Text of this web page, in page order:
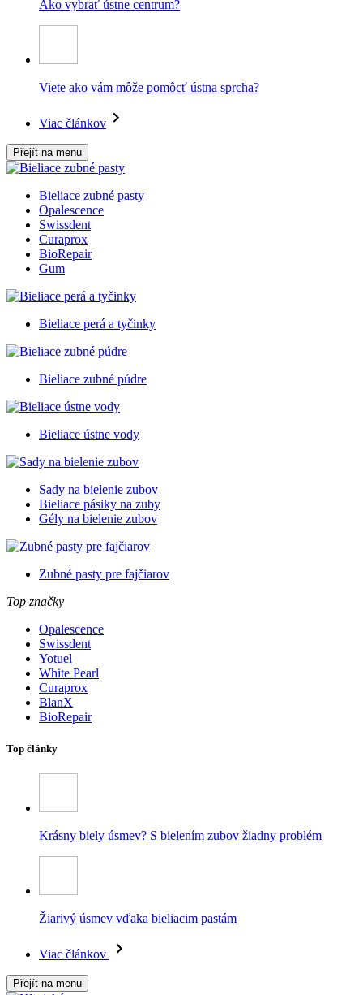
Ako vybrať ústne centrum?
Viete ako vám môže pomôcť ústna sprcha?
Viac článkov
Přejít na menu
Bieliace zubné pasty
Opalescence
Swissdent
Curaprox
BioRepair
Gum
Bieliace perá a tyčinky
Bieliace zubné púdre
Bieliace ústne vody
Sady na bielenie zubov
Bieliace pásiky na zuby
Gély na bielenie zubov
Zubné pasty pre fajčiarov
Top značky
Opalescence
Swissdent
Yotuel
White Pearl
Curaprox
BlanX
BioRepair
Top články
Krásny biely úsmev? S bielením zubov žiadny problém
Žiarivý úsmev vďaka bieliacim pastám
Viac článkov
Přejít na menu